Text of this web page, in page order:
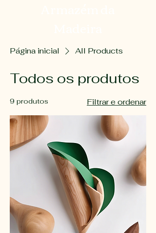
Página inicial All Products
Todos os produtos
9 produtos Filtrar e ordenar